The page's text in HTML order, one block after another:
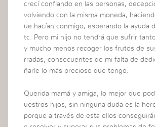
crecí confiando en las personas,
volviendo con la misma moneda,
ue hacían conmigo, esperando la ayuda
tc. Pero mi hijo no tendrá que sufrir
y mucho menos recoger los frutos de
rradas, consecuentes de mi falta de
ñarle lo más precioso que tengo.
Querida mamá y amiga, lo mejor que
uestros hijos, sin ninguna duda es la
porque a través de esta ellos